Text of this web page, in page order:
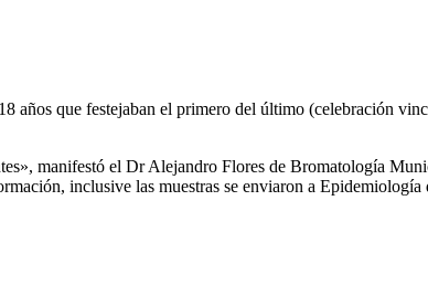
años que festejaban el primero del último (celebración
manifestó el Dr Alejandro Flores de Bromatología
inclusive las muestras se enviaron a